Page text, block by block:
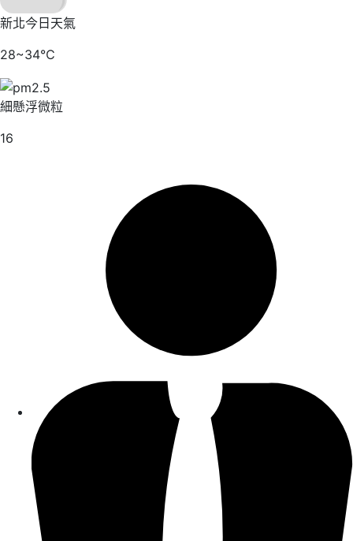
新北今日天氣
28~34℃
細懸浮微粒
16